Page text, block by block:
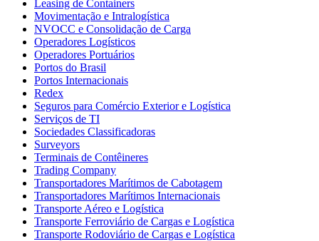
Leasing de Containers
Movimentação e Intralogística
NVOCC e Consolidação de Carga
Operadores Logísticos
Operadores Portuários
Portos do Brasil
Portos Internacionais
Redex
Seguros para Comércio Exterior e Logística
Serviços de TI
Sociedades Classificadoras
Surveyors
Terminais de Contêineres
Trading Company
Transportadores Marítimos de Cabotagem
Transportadores Marítimos Internacionais
Transporte Aéreo e Logística
Transporte Ferroviário de Cargas e Logística
Transporte Rodoviário de Cargas e Logística